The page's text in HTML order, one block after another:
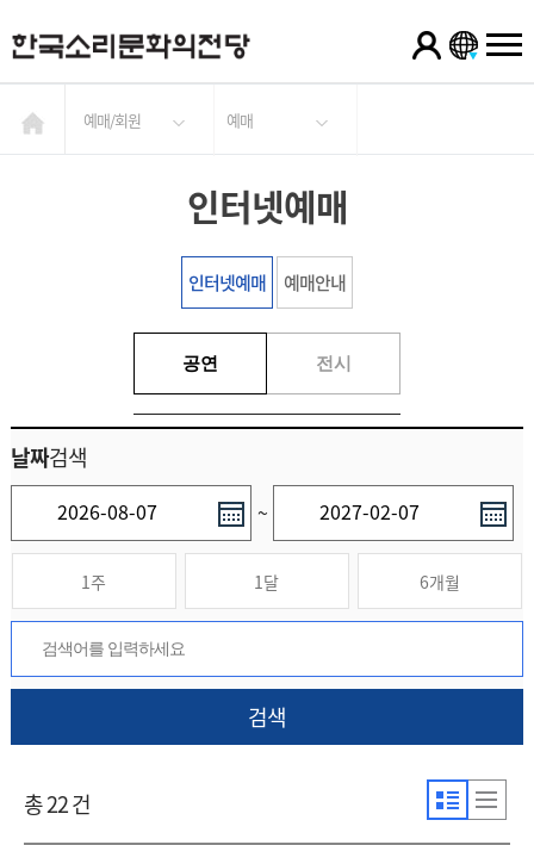
예매/회원 예매
인터넷예매
인터넷예매 예매안내
공연 전시
날짜검색
~
1주 1달 6개월
검색
총 22 건